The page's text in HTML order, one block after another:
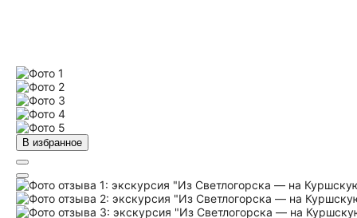
В избранное